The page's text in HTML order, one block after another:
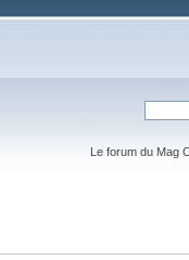
Le forum du Mag